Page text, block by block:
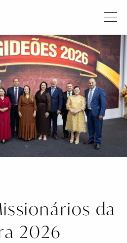
Institucional
Regiões
Igrejas
Ministros
Notícias
Filtrar
da
2026